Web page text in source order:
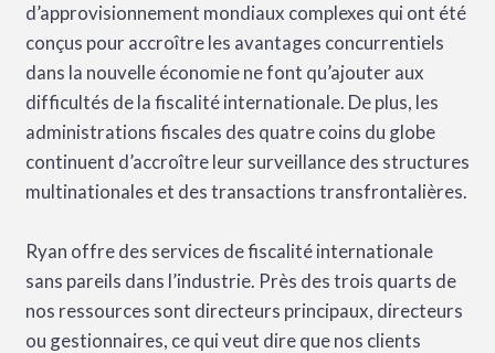
d’approvisionnement mondiaux complexes qui ont été
conçus pour accroître les avantages concurrentiels
dans la nouvelle économie ne font qu’ajouter aux
difficultés de la fiscalité internationale. De plus, les
administrations fiscales des quatre coins du globe
continuent d’accroître leur surveillance des structures
multinationales et des transactions transfrontalières.
Ryan offre des services de fiscalité internationale
sans pareils dans l’industrie. Près des trois quarts de
nos ressources sont directeurs principaux, directeurs
ou gestionnaires, ce qui veut dire que nos clients